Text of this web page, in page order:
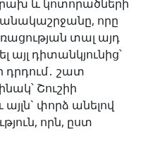
և կոտորածների
որը
տալ այդ
դիտանկյունից՝
շատ
Շուշիի
այլն` փորձ անելով
որն, ըստ